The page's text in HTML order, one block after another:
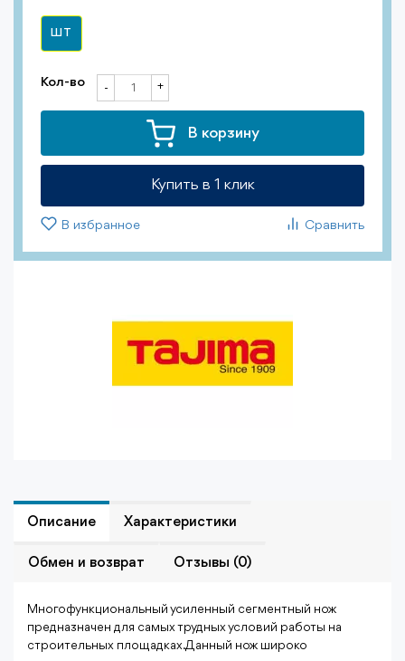
ШТ
Кол-во +
-
В корзину
Купить в 1 клик
Сравнить
В избранное
Описание Характеристики
Обмен и возврат Отзывы (0)
Многофункциональный усиленный сегментный нож
предназначен для самых трудных условий работы на
строительных площадках. Данный нож широко